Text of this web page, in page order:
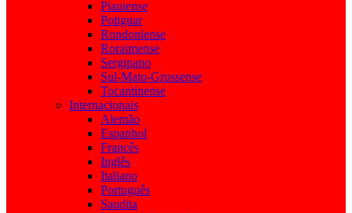
Piauiense
Potiguar
Rondoniense
Roraimense
Sergipano
Sul-Mato-Grossense
Tocantinense
Internacionais
Alemão
Espanhol
Francês
Inglês
Italiano
Português
Saudita